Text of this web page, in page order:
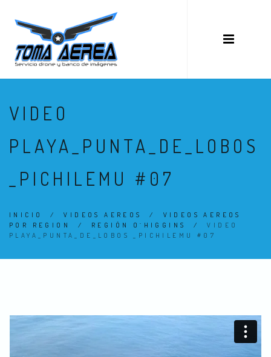
VIDEO
PLAYA_PUNTA_DE_LOBOS
_PICHILEMU #07
INICIO /VIDEOS AEREOS / VIDEOS AEREOS
POR REGION
/ REGIÓN O´HIGGINS /VIDEO
PLAYA_PUNTA_DE_LOBOS _PICHILEMU #07